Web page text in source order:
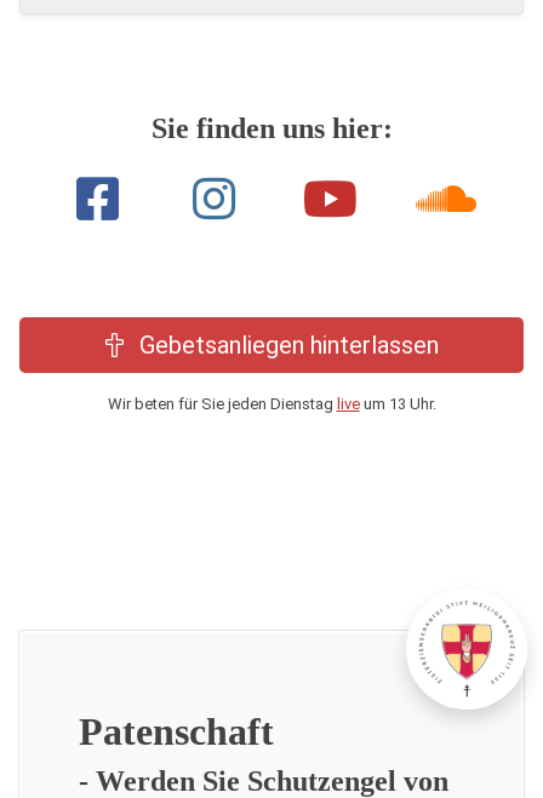
Sie finden uns hier:
Gebetsanliegen hinterlassen
Wir beten für Sie jeden Dienstag liveum 13 Uhr.
Patenschaft
- Werden Sie Schutzengel von